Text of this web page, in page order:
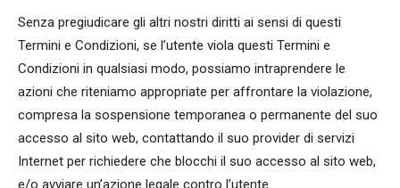
Senza pregiudicare gli altri nostri diritti ai sensi di questi
Termini e Condizioni, se l’utente viola questi Termini e
Condizioni in qualsiasi modo, possiamo intraprendere le
azioni che riteniamo appropriate per affrontare la violazione,
compresa la sospensione temporanea o permanente del suo
accesso al sito web, contattando il suo provider di servizi
Internet per richiedere che blocchi il suo accesso al sito web,
e/o avviare un’azione legale contro l’utente.